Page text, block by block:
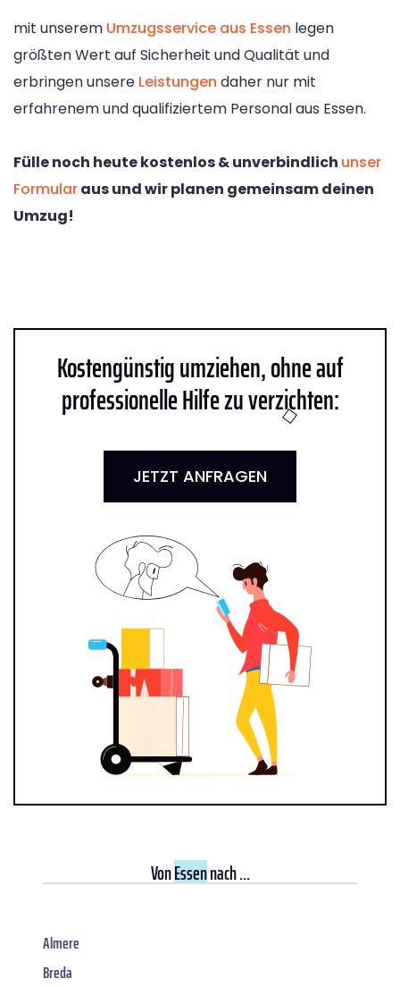
mit unserem Umzugsservice aus Essen legen
größten Wert auf Sicherheit und Qualität und
erbringen unsere Leistungen daher nur mit
erfahrenem und qualifiziertem Personal aus Essen.
Fülle noch heute kostenlos & unverbindlich unser
Formularaus und wir planen gemeinsam deinen
Umzug!
Kostengünstig umziehen, ohne auf
professionelle Hilfe zu verzichten:
JETZT ANFRAGEN
VonEssennach ...
Almere
Breda